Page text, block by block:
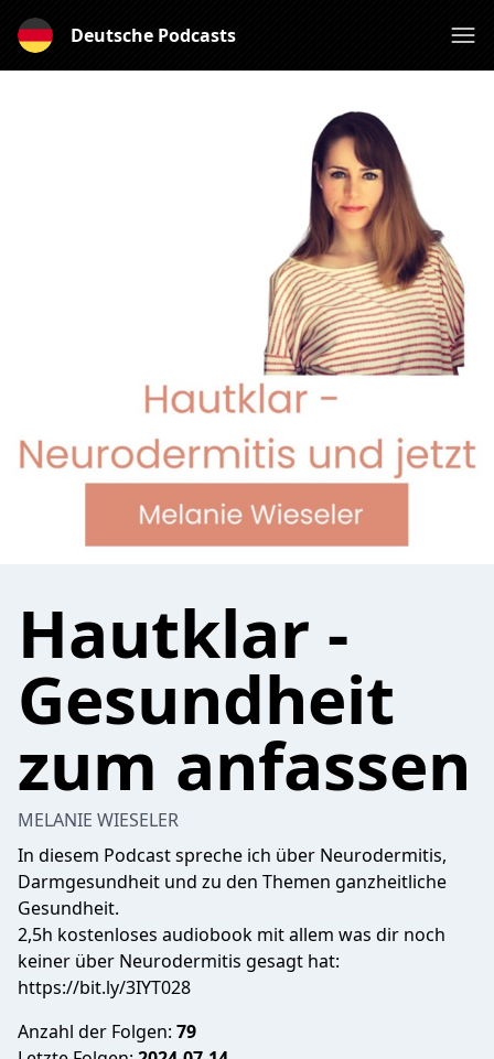
Deutsche Podcasts
Hautklar -
Gesundheit
zum anfassen
MELANIE WIESELER
In diesem Podcast spreche ich über Neurodermitis,
Darmgesundheit und zu den Themen ganzheitliche
Gesundheit.
2,5h kostenloses audiobook mit allem was dir noch
keiner über Neurodermitis gesagt hat:
https://bit.ly/3IYT028
Anzahl der Folgen: 79